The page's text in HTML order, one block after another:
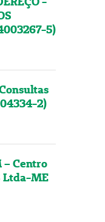
5)
2)
– Centro
Ltda-ME